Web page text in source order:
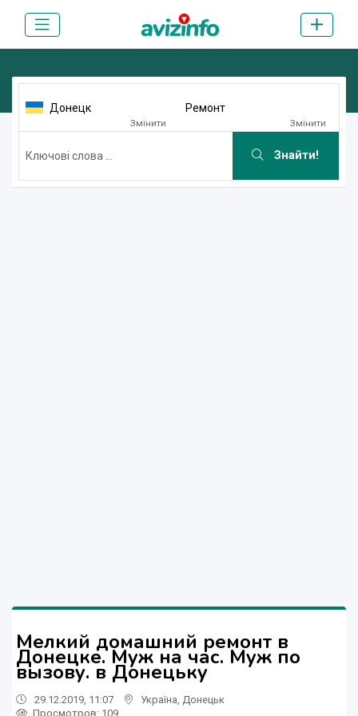
Донецк
Змінити
Ремонт
Змінити
Знайти!
Мелкий домашний ремонт в
Донецке. Муж на час. Муж по
вызову. в Донецьку
29.12.2019, 11:07 Україна Донецьк
Просмотров: 109